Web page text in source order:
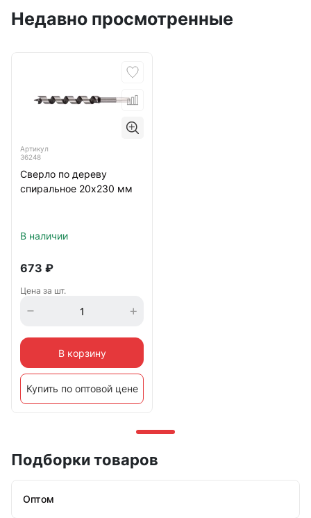
Недавно просмотренные
Артикул
36248
Сверло по дереву
спиральное 20х230 мм
В наличии
673 ₽
Цена за шт.
В корзину
Купить по оптовой цене
Подборки товаров
Оптом